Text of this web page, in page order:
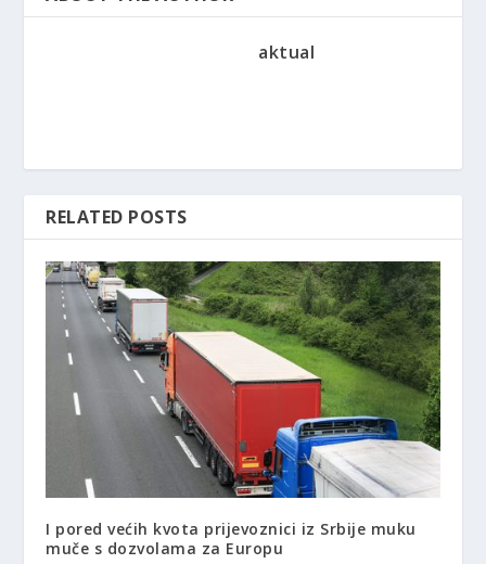
aktual
RELATED POSTS
I pored većih kvota prijevoznici iz Srbije muku
muče s dozvolama za Europu